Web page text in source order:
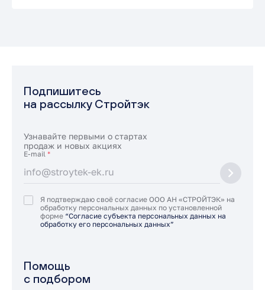
Подпишитесь
на рассылку Стройтэк
Узнавайте первыми о стартах
продаж и новых акциях
E-mail *
Я подтверждаю своё согласие ООО АН «СТРОЙТЭК» на
обработку персональных данных по установленной
форме “Согласие субъекта персональных данных на
обработку его персональных данных”
Помощь
с подбором